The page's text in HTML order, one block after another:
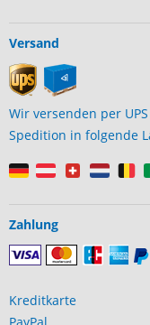
Versand
Wir versenden per
Spedition in folgende
Zahlung
Kreditkarte